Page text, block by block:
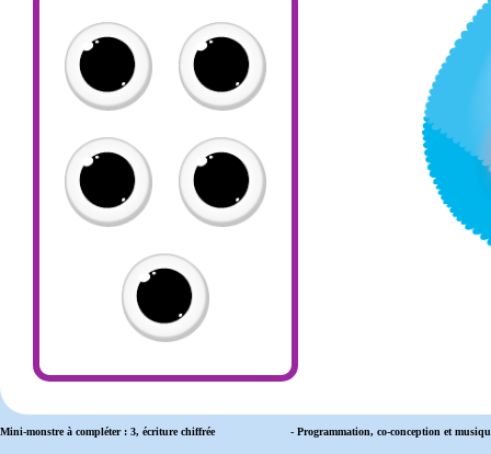
Mini-monstre à compléter : 3, écriture chiffrée - Programmation, co-conception et